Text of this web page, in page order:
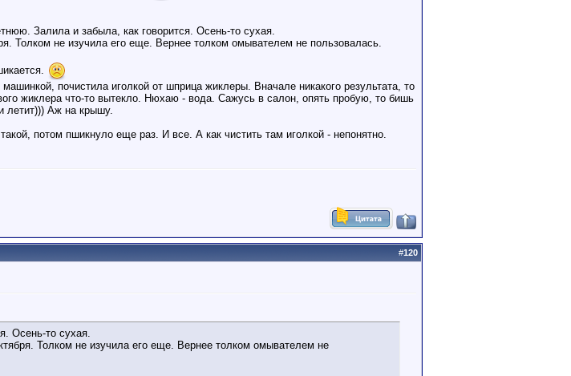
Залила и забыла, как говорится. Осень-то сухая.
Толком не изучила его еще. Вернее толком омывателем не пользовалась.
почистила иголкой от шприца жиклеры. Вначале никакого результата, то
жиклера что-то вытекло. Нюхаю - вода. Сажусь в салон, опять пробую, то бишь
летит))) Аж на крышу.
потом пшикнуло еще раз. И все. А как чистить там иголкой - непонятно.
#120
Осень-то сухая.
Толком не изучила его еще. Вернее толком омывателем не